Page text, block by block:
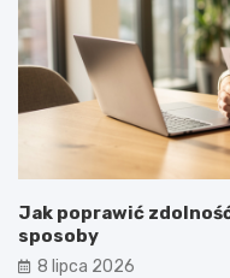
Jak poprawić
sposoby
8 lipca 2026